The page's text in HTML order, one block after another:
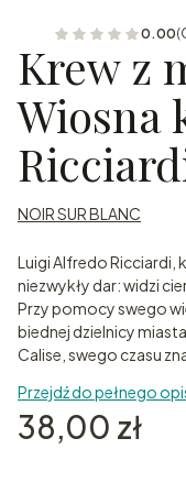
0.00
Krew z
Wiosna
NOIR SUR BLANC
Luigi Alfredo Ricciardi,
niezwykły dar: widzi
Przy pomocy swego
biednej dzielnicy
Calise, swego czasu
Przejdź do pełnego
Cena
38,00 zł